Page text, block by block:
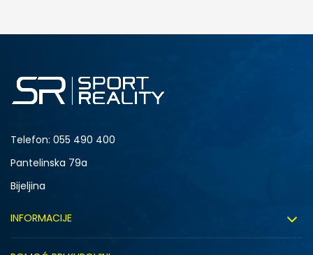
Telefon: 055 490 400
Pantelinska 79a
Bijeljina
INFORMACIJE